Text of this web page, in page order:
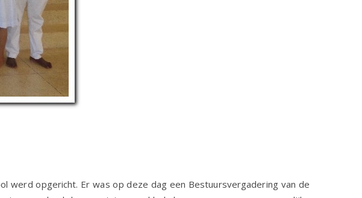
werd opgericht. Er was op deze dag een Bestuursvergadering van de